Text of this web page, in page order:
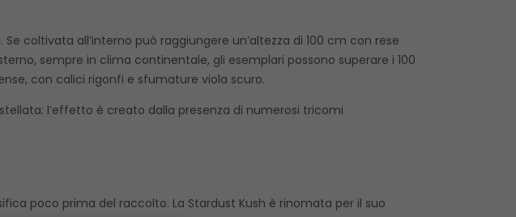
coltivata all’interno può raggiungere un’altezza di 100 cm con rese
sempre in clima continentale, gli esemplari possono superare i 100
con calici rigonfi e sfumature viola scuro.
l’effetto è creato dalla presenza di numerosi tricomi
poco prima del raccolto. La Stardust Kush è rinomata per il suo